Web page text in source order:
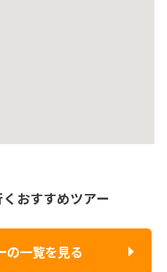
おすすめツアー
の一覧を見る